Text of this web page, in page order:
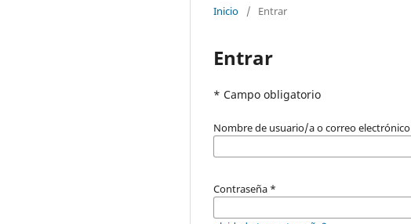
Inicio / Entrar
Entrar
* Campo obligatorio
Nombre de usuario/a o correo electrónico
Contraseña *